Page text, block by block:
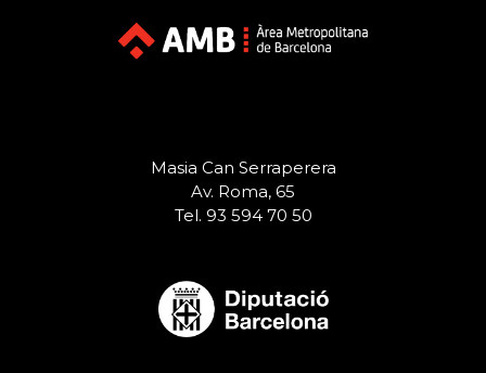
Masia Can Serraperera
Av. Roma, 65
Tel. 93 594 70 50